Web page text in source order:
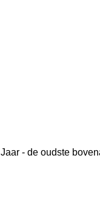
Jaar - de oudste